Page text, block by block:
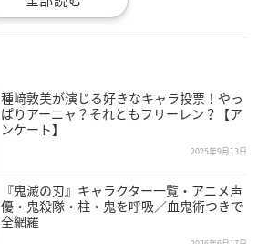
種﨑敦美が演じる好きなキャラ投票！やっ
ぱりアーニャ？それともフリーレン？【ア
ンケート】
2025年9月13日
『鬼滅の刃』キャラクター一覧・アニメ声
優・鬼殺隊・柱・鬼を呼吸／血鬼術つきで
全網羅